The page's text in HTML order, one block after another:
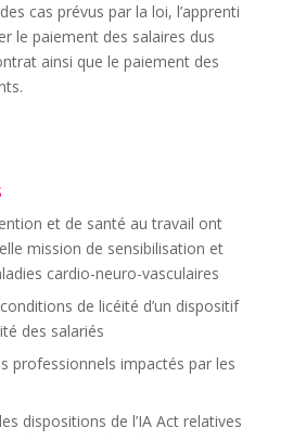
cas prévus par la loi, l’apprenti
le paiement des salaires dus
ainsi que le paiement des
et de santé au travail ont
mission de sensibilisation et
cardio-neuro-vasculaires
de licéité d’un dispositif
des salariés
professionnels impactés par les
dispositions de l’IA Act relatives